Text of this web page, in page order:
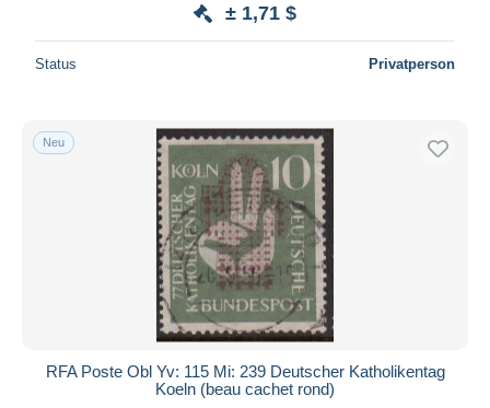
± 1,71 $
Status Privatperson
Neu
RFA Poste Obl Yv: 115 Mi: 239 Deutscher Katholikentag
Koeln (beau cachet rond)